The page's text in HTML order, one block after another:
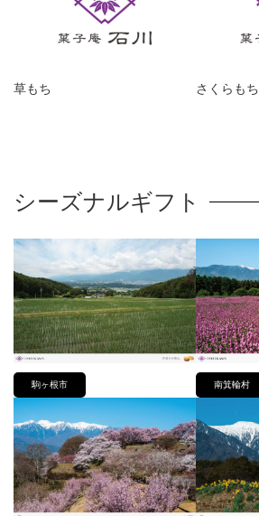
草もち さくらもち
シーズナルギフト
駒ヶ根市 南箕輪村